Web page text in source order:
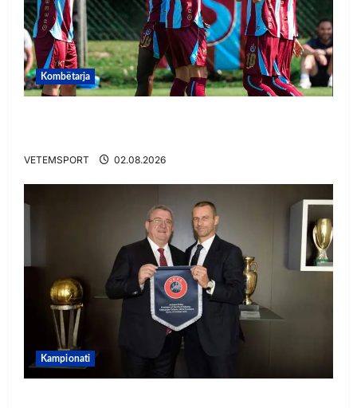
Kombëtarja
VETEMSPORT 02.08.2026
Kampionati